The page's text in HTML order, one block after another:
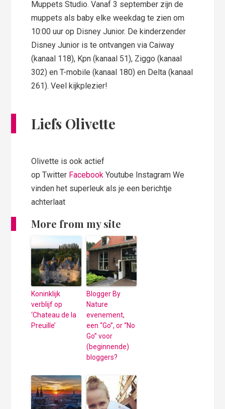
Muppets Studio. Vanaf 3 september zijn de
muppets als baby elke weekdag te zien om
10:00 uur op Disney Junior. De kinderzender
Disney Junior is te ontvangen via Caiway
(kanaal 118), Kpn (kanaal 51), Ziggo (kanaal
302) en T-mobile (kanaal 180) en Delta (kanaal
261). Veel kijkplezier!
Liefs Olivette
Olivette is ook actief
op Twitter Facebook Youtube Instagram We
vinden het superleuk als je een berichtje
achterlaat
More from my site
Koninklijk
verblijf op
‘Chateau de la
Preuille’
Blogger By
Nature
evenement,
een “Go”, or “No
Go” voor
(beginnende)
bloggers?